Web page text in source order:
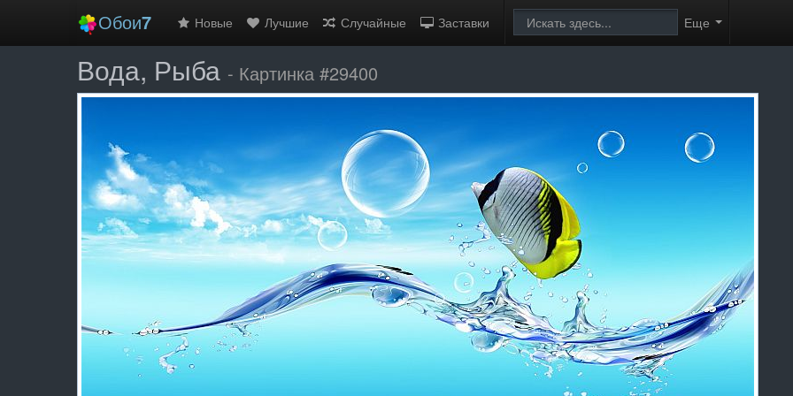
Обои7 Новые Лучшие Случайные Заставки Еще
Вода, Рыба - Картинка #29400